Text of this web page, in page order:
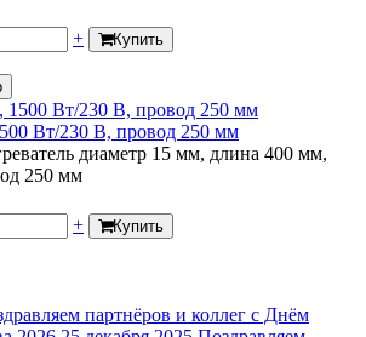
+ Купить
Вт/230 В, провод 250 мм
диаметр 15 мм, длина 400 мм,
250 мм
+ Купить
партнёров и коллег с Днём